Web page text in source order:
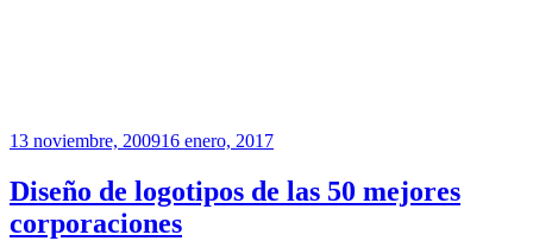
Publicado
13 noviembre, 200916 enero, 2017
Diseño de logotipos de las 50 mejores
corporaciones